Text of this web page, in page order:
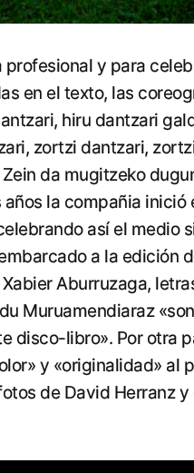
y para
en el texto, las
hiru dantzari
zortzi dantzari,
da mugitzeko
la compañia inició
así el medio
a la edición
Aburruzaga,
Muruamendiaraz
disco-libro». Por otra
y «originalidad» al
de David Herranz y